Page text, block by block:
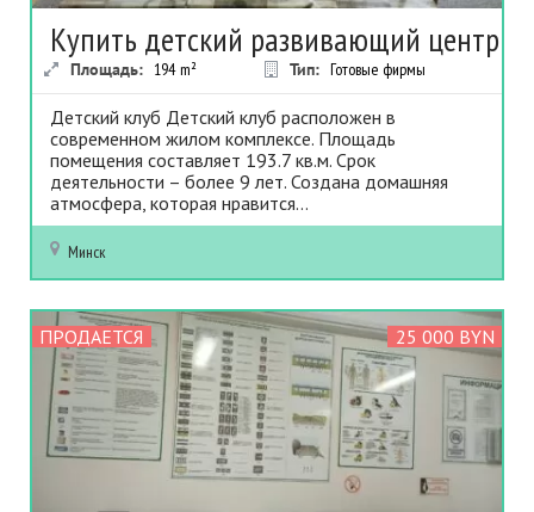
Купить детский развивающий центр
Площадь: 194 m² Тип: Готовые фирмы
Детский клуб Детский клуб расположен в
современном жилом комплексе. Площадь
помещения составляет 193.7 кв.м. Срок
деятельности – более 9 лет. Создана домашняя
атмосфера, которая нравится...
Минск
ПРОДАЕТСЯ 25 000 BYN